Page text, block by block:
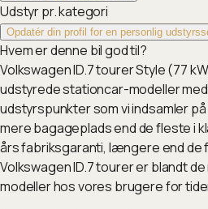
Udstyr pr. kategori
Opdatér din profil for en personlig
Hvem er denne bil god til?
Volkswagen ID.7 tourer Style (77
udstyrede stationcar-modeller med
udstyrspunkter som vi indsamler
mere bagageplads end de fleste i
års fabriksgaranti, længere end
Volkswagen ID.7 tourer er blandt
modeller hos vores brugere for